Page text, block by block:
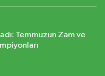
Temmuzun Zam ve